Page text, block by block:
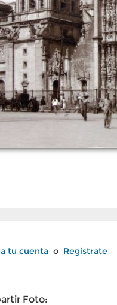
tu cuenta o Regístrate
Foto: